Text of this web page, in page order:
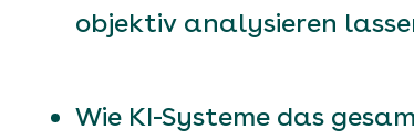
objektiv analysieren
Wie KI-Systeme das